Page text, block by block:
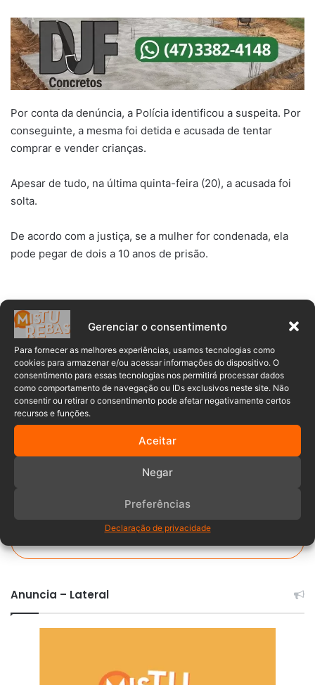
Gerenciar o consentimento
Para fornecer as melhores experiências, usamos tecnologias como
cookies para armazenar e/ou acessar informações do dispositivo. O
consentimento para essas tecnologias nos permitirá processar dados
como comportamento de navegação ou IDs exclusivos neste site. Não
consentir ou retirar o consentimento pode afetar negativamente certos
recursos e funções.
Aceitar
Negar
Preferências
Declaração de privacidade
Por conta da denúncia, a Polícia identificou a suspeita. Por
conseguinte, a mesma foi detida e acusada de tentar
comprar e vender crianças.
Apesar de tudo, na última quinta-feira (20), a acusada foi
solta.
De acordo com a justiça, se a mulher for condenada, ela
pode pegar de dois a 10 anos de prisão.
Compra de criança EUA Prisão
texas
Anuncia – Lateral